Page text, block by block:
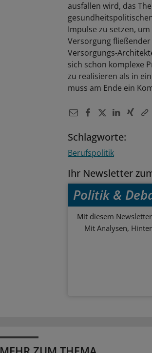
ausfallen wird, das
Impulse zu setzen,
Versorgung
Versorgungs-
sich schon komplexe
zu realisieren als in
muss am Ende ein
Schlagworte:
Berufspolitik
Ihr Newsletter
Politik &
Mit diesem
Mit Analysen,